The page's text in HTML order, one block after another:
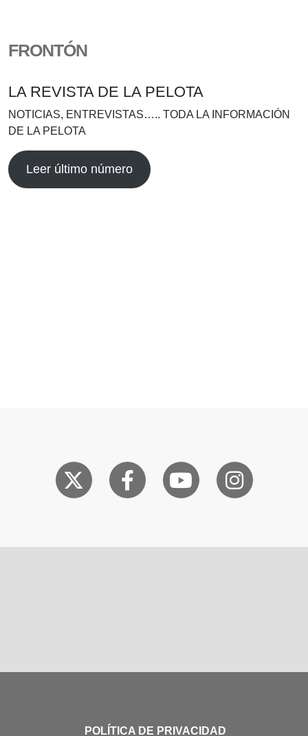
FRONTÓN
LA REVISTA DE LA PELOTA
NOTICIAS, ENTREVISTAS….. TODA LA INFORMACIÓN
DE LA PELOTA
Leer último número
POLÍTICA DE PRIVACIDAD